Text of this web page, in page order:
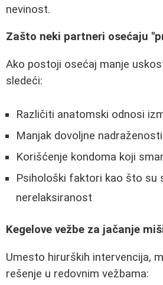
nevinost.
Zašto neki partneri osećaju
Ako postoji osećaj manje
sledeći:
Različiti anatomski odnosi
Manjak dovoljne
Korišćenje kondoma koji
Psihološki faktori kao što su
nerelaksiranost
Kegelove vežbe za jačanje
Umesto hirurških intervencija,
rešenje u redovnim vežbama: